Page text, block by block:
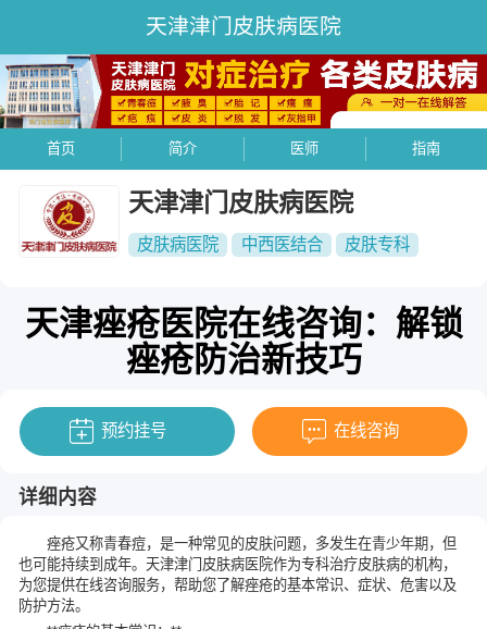
天津津门皮肤病医院
首页 简介 医师 指南
天津津门皮肤病医院
皮肤病医院 中西医结合 皮肤专科
天津痤疮医院在线咨询：解锁
痤疮防治新技巧
预约挂号 在线咨询
详细内容
痤疮又称青春痘，是一种常见的皮肤问题，多发生在青少年期，但
也可能持续到成年。天津津门皮肤病医院作为专科治疗皮肤病的机构，
为您提供在线咨询服务，帮助您了解痤疮的基本常识、症状、危害以及
防护方法。